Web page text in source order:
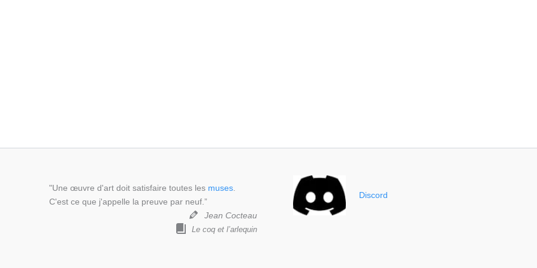
"Une œuvre d'art doit satisfaire toutes les muses
C'est ce que j'appelle la preuve par neuf.”
Jean Cocteau
Le coq et l’arlequin
Discord